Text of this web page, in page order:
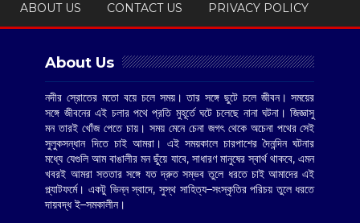
ABOUT US CONTACT US PRIVACY POLICY
About Us
নদীর স্রোতের মতো বয়ে চলে সময়। তার সঙ্গে ছুটে চলে জীবন। সময়ের
সঙ্গে জীবনের এই চলার পথে প্রতি মুহূর্তে ঘটে চলেছে নানা ঘটনা। জিজ্ঞাসু
মন তারই খোঁজ পেতে চায়। সময় মেনে চেনা জগৎ থেকে অচেনা পথের সেই
সুলুকসন্ধান দিতে চাই আমরা। এই সময়কালে চারপাশের দৈনন্দিন ঘটনার
মধ্যে যেগুলি আম বাঙালীর মন ছুঁয়ে যাবে, সাধারণ মানুষের স্বার্থ থাকবে, এমন
খবরই আমরা সততার সঙ্গে যত দ্রুত সম্ভব তুলে ধরতে চাই আমাদের এই
প্ল্যাটফর্মে। একটু ভিন্ন স্বাদে, সুস্থ সাহিত্য–সংস্কৃতির পরিচয় তুলে ধরতে
দায়বদ্ধ ই–সমকালীন।